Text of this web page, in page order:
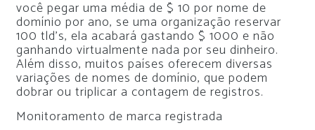
você pegar uma média de $ 10 por nome de
domínio por ano, se uma organização reservar
100 tld’s, ela acabará gastando $ 1000 e não
ganhando virtualmente nada por seu dinheiro.
Além disso, muitos países oferecem diversas
variações de nomes de domínio, que podem
dobrar ou triplicar a contagem de registros.
Monitoramento de marca registrada